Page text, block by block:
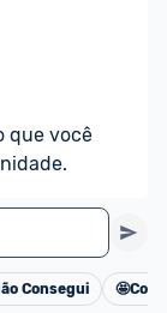
que você
Consegui 🤩